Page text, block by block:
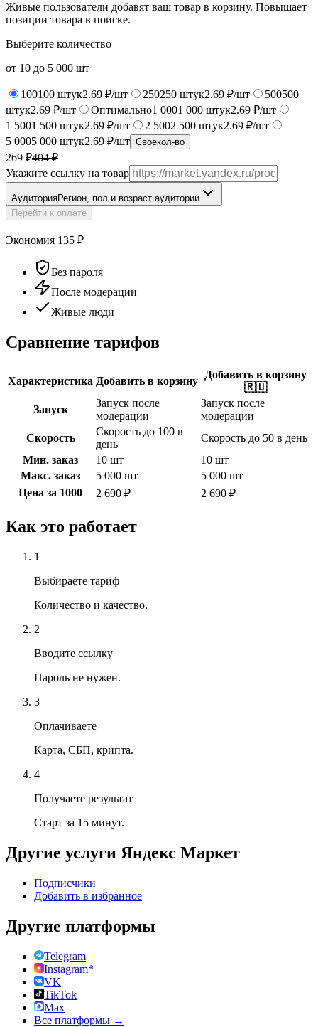
Живые пользователи добавят ваш товар в корзину. Повышает
позиции товара в поиске.
Выберите количество
от 10 до 5 000 шт
100100 штук2.69 ₽/шт 250250 штук2.69 ₽/шт 500500
штук2.69 ₽/шт Оптимально1 0001 000 штук2.69 ₽/шт
1 5001 500 штук2.69 ₽/шт 2 5002 500 штук2.69 ₽/шт
5 0005 000 штук2.69 ₽/шт Своёкол-во
269 ₽404₽
Укажите ссылку на товар
АудиторияРегион, пол и возраст аудитории
Перейти к оплате
Экономия 135 ₽
Без пароля
После модерации
Живые люди
Сравнение тарифов
Характеристика Добавить в корзину
Добавить в корзину
🇷🇺
Запуск
Запуск после
модерации
Запуск после
модерации
Скорость
Скорость до 100 в
день
Скорость до 50 в день
Мин. заказ
10 шт
10 шт
Макс. заказ
5 000 шт
5 000 шт
Цена за 1000
2 690 ₽ 2 690 ₽
Как это работает
1
Выбираете тариф
Количество и качество.
2
Вводите ссылку
Пароль не нужен.
3
Оплачиваете
Карта, СБП, крипта.
4
Получаете результат
Старт за 15 минут.
Другие услуги Яндекс Маркет
Подписчики
Добавить в избранное
Другие платформы
Telegram
Instagram*
VK
TikTok
Max
Все платформы →